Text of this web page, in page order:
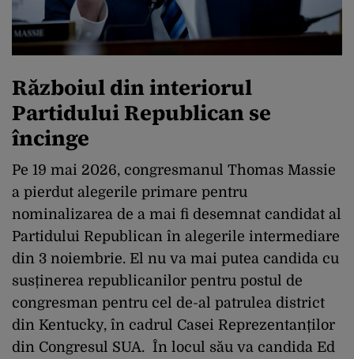
Războiul din interiorul
Partidului Republican se
încinge
Pe 19 mai 2026, congresmanul Thomas Massie
a pierdut alegerile primare pentru
nominalizarea de a mai fi desemnat candidat al
Partidului Republican în alegerile intermediare
din 3 noiembrie. El nu va mai putea candida cu
susținerea republicanilor pentru postul de
congresman pentru cel de-al patrulea district
din Kentucky, în cadrul Casei Reprezentanților
din Congresul SUA. În locul său va candida Ed